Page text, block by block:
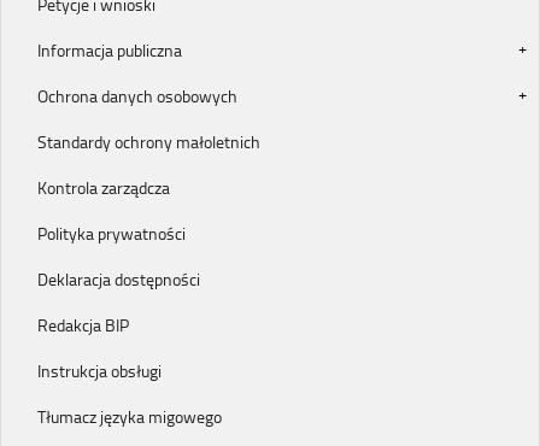
Informacja publiczna
Ochrona danych osobowych
Standardy ochrony małoletnich
Kontrola zarządcza
Polityka prywatności
Deklaracja dostępności
Redakcja BIP
Instrukcja obsługi
Tłumacz języka migowego